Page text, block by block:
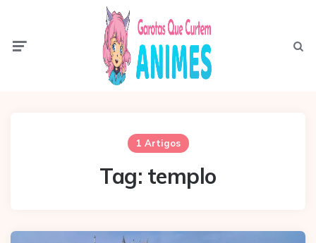
1 Artigos
Tag: templo